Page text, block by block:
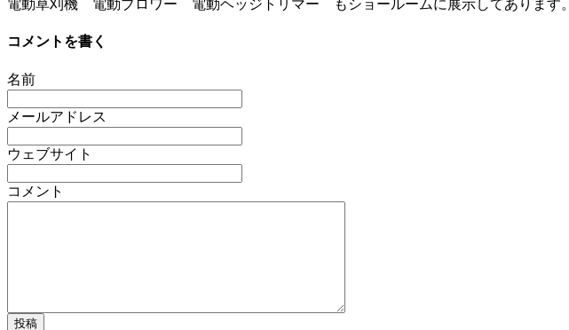
電動草刈機 電動ブロワー 電動ヘッジトリマー もショールームに展示してあります。
コメントを書く
名前
メールアドレス
ウェブサイト
コメント